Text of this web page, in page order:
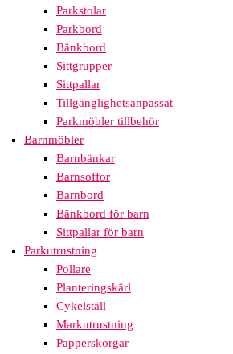
Parkstolar
Parkbord
Bänkbord
Sittgrupper
Sittpallar
Tillgänglighetsanpassat
Parkmöbler tillbehör
Barnmöbler
Barnbänkar
Barnsoffor
Barnbord
Bänkbord för barn
Sittpallar för barn
Parkutrustning
Pollare
Planteringskärl
Cykelställ
Markutrustning
Papperskorgar